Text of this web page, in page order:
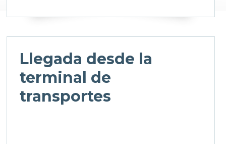
Llegada desde la
terminal de
transportes